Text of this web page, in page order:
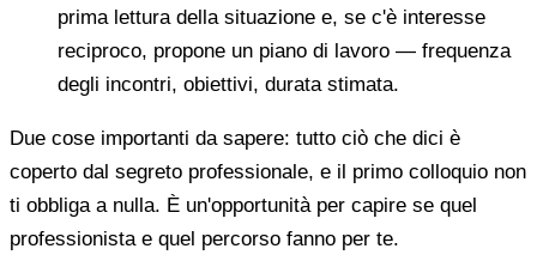
prima lettura della situazione e, se c'è interesse
reciproco, propone un piano di lavoro — frequenza
degli incontri, obiettivi, durata stimata.
Due cose importanti da sapere: tutto ciò che dici è
coperto dal segreto professionale, e il primo colloquio non
ti obbliga a nulla. È un'opportunità per capire se quel
professionista e quel percorso fanno per te.